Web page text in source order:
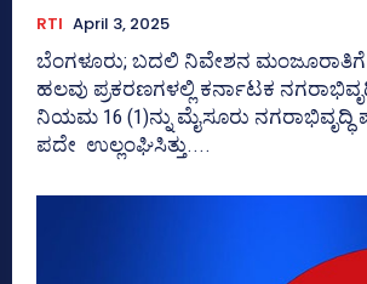
RTI April 3, 2025
ಬೆಂಗಳೂರು; ಬದಲಿ ನಿವೇಶನ
ಹಲವು ಪ್ರಕರಣಗಳಲ್ಲಿ ಕರ್ನಾಟಕ
ನಿಯಮ 16 (1)ನ್ನು ಮೈಸೂರು ನಗರಾಭಿವೃದ್ಧಿ
ಪದೇ ಉಲ್ಲಂಘಿಸಿತ್ತು....